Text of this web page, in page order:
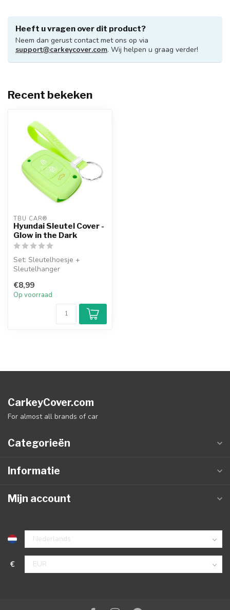
Heeft u vragen over dit product?
Neem dan gerust contact met ons op via
support@carkeycover.com. Wij helpen u graag verder!
Recent bekeken
TBU CAR®
Hyundai Sleutel Cover -
Glow in the Dark
Set: Sleutelhoesje +
Sleutelhanger
€8,99
Op voorraad
CarkeyCover.com
For almost all brands of car
Categorieën
Informatie
Mijn account
€